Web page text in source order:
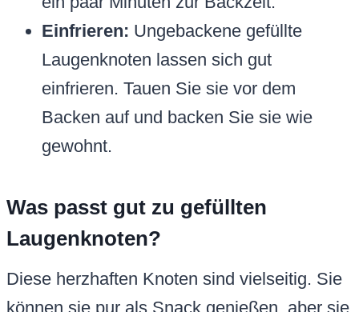
Einfrieren: Ungebackene gefüllte
Laugenknoten lassen sich gut
einfrieren. Tauen Sie sie vor dem
Backen auf und backen Sie sie wie
gewohnt.
Was passt gut zu gefüllten
Laugenknoten?
Diese herzhaften Knoten sind vielseitig. Sie
können sie pur als Snack genießen, aber sie